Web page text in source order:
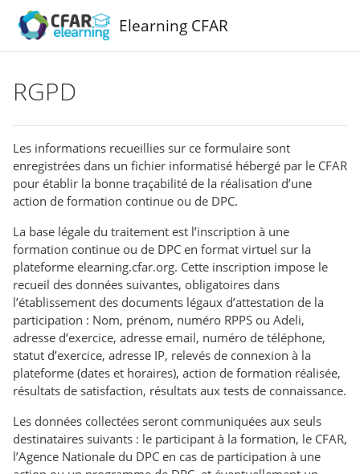
Passer au contenu principal
Elearning CFAR
RGPD
Les informations recueillies sur ce formulaire sont
enregistrées dans un fichier informatisé hébergé par le CFAR
pour établir la bonne traçabilité de la réalisation d’une
action de formation continue ou de DPC.
La base légale du traitement est l’inscription à une
formation continue ou de DPC en format virtuel sur la
plateforme elearning.cfar.org. Cette inscription impose le
recueil des données suivantes, obligatoires dans
l’établissement des documents légaux d’attestation de la
participation : Nom, prénom, numéro RPPS ou Adeli,
adresse d’exercice, adresse email, numéro de téléphone,
statut d’exercice, adresse IP, relevés de connexion à la
plateforme (dates et horaires), action de formation réalisée,
résultats de satisfaction, résultats aux tests de connaissance.
Les données collectées seront communiquées aux seuls
destinataires suivants : le participant à la formation, le CFAR,
l’Agence Nationale du DPC en cas de participation à une